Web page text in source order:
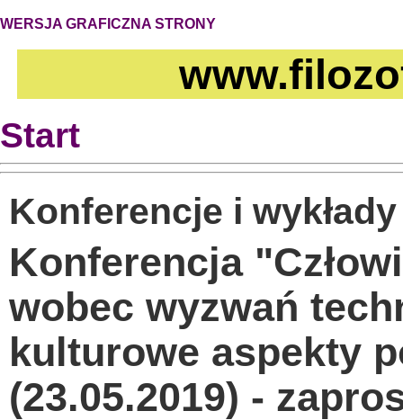
WERSJA GRAFICZNA STRONY
Start
Konferencje i
Konferencja
wobec wyzwań
kulturowe aspekty
(23.05.2019) -